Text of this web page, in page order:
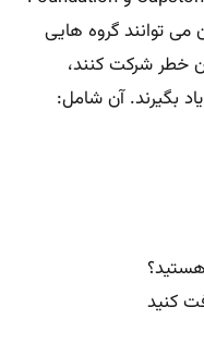
می توانند گروه هایی
خطر شرکت کنند،
بگیرند. آن شامل:
کنید